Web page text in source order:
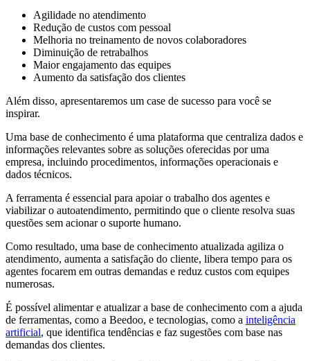
Agilidade no atendimento
Redução de custos com pessoal
Melhoria no treinamento de novos colaboradores
Diminuição de retrabalhos
Maior engajamento das equipes
Aumento da satisfação dos clientes
Além disso, apresentaremos um case de sucesso para você se
inspirar.
Uma base de conhecimento é uma plataforma que centraliza dados e
informações relevantes sobre as soluções oferecidas por uma
empresa, incluindo procedimentos, informações operacionais e
dados técnicos.
A ferramenta é essencial para apoiar o trabalho dos agentes e
viabilizar o autoatendimento, permitindo que o cliente resolva suas
questões sem acionar o suporte humano.
Como resultado, uma base de conhecimento atualizada agiliza o
atendimento, aumenta a satisfação do cliente, libera tempo para os
agentes focarem em outras demandas e reduz custos com equipes
numerosas.
É possível alimentar e atualizar a base de conhecimento com a ajuda
de ferramentas, como a Beedoo, e tecnologias, como a inteligência
artificial, que identifica tendências e faz sugestões com base nas
demandas dos clientes.